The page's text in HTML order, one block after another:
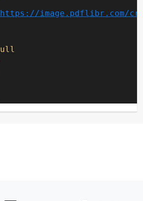
image.pdflibr.com/